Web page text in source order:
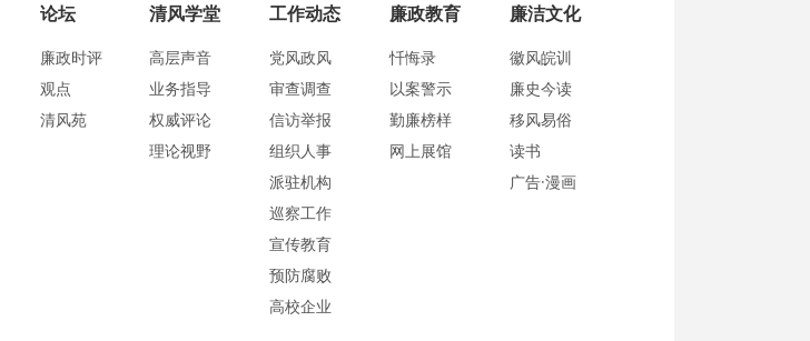
论坛
廉政时评
观点
清风苑
清风学堂
高层声音
业务指导
权威评论
理论视野
工作动态
党风政风
审查调查
信访举报
组织人事
派驻机构
巡察工作
宣传教育
预防腐败
高校企业
廉政教育
忏悔录
以案警示
勤廉榜样
网上展馆
廉洁文化
徽风皖训
廉史今读
移风易俗
读书
广告·漫画